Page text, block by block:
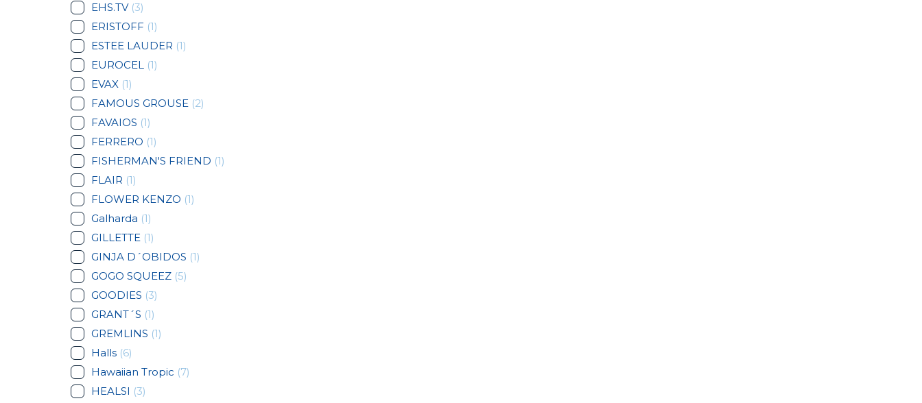
EHS.TV (3)
ERISTOFF (1)
ESTEE LAUDER (1)
EUROCEL (1)
EVAX (1)
FAMOUS GROUSE (2)
FAVAIOS (1)
FERRERO (1)
FISHERMAN'S FRIEND (1)
FLAIR (1)
FLOWER KENZO (1)
Galharda (1)
GILLETTE (1)
GINJA D´OBIDOS (1)
GOGO SQUEEZ (5)
GOODIES (3)
GRANT´S (1)
GREMLINS (1)
Halls (6)
Hawaiian Tropic (7)
HEALSI (3)